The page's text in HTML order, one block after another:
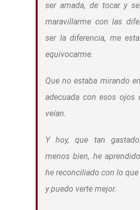
ser amada, de tocar y
maravillarme con las
ser la diferencia, me
equivocarme.
Que no estaba mirando
adecuada con esos ojos
veían.
Y hoy, que tan
menos bien, he
he reconciliado con lo que
y puedo verte mejor.